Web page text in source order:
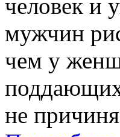
человек и
мужчин
чем у
не